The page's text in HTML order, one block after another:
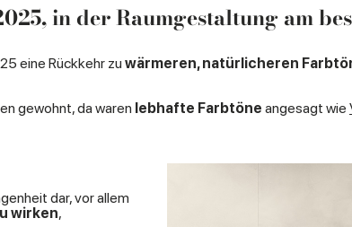
in der Raumgestaltung am
eine Rückkehr zu wärmeren, natürlicheren
gewohnt, da waren lebhafte Farbtöne angesagt wie
dar, vor allem
wirken,